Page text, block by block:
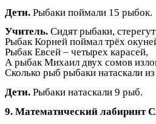
Дети. Рыбаки поймали 15 рыбок.
Учитель. Сидят рыбаки,
Рыбак Корней поймал трёх
Рыбак Евсей – четырех карасей,
А рыбак Михаил двух сомов
Сколько рыб рыбаки натаскали
Дети. Рыбаки натаскали 9 рыб.
9. Математический лабиринт